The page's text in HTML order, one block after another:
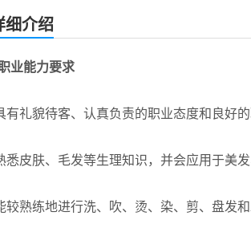
细介绍
业能力要求
礼貌待客、认真负责的职业态度和良好的
皮肤、毛发等生理知识，并会应用于美发
熟练地进行洗、吹、烫、染、剪、盘发和